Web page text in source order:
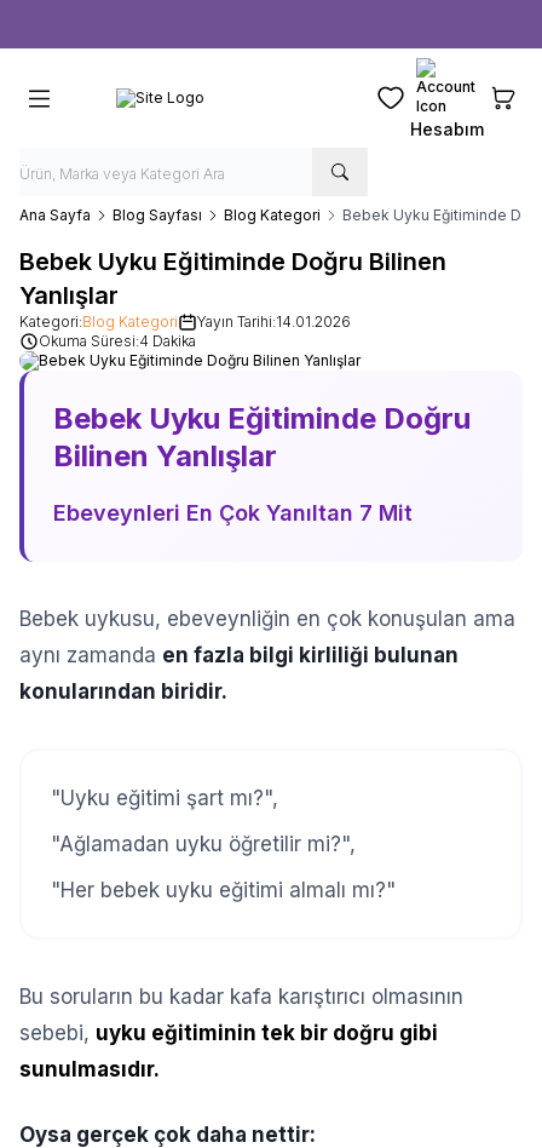
Favorilerim
Hesabım
Ana Sayfa Blog Sayfası Blog Kategori Bebek Uyku Eğitiminde
Bebek Uyku Eğitiminde Doğru Bilinen
Yanlışlar
Kategori:Blog Kategori Yayın Tarihi:14.01.2026
Okuma Süresi:4 Dakika
Bebek Uyku Eğitiminde Doğru
Bilinen Yanlışlar
Ebeveynleri En Çok Yanıltan 7 Mit
Bebek uykusu, ebeveynliğin en çok konuşulan ama
aynı zamanda en fazla bilgi kirliliği bulunan
konularından biridir.
"Uyku eğitimi şart mı?",
"Ağlamadan uyku öğretilir mi?",
"Her bebek uyku eğitimi almalı mı?"
Bu soruların bu kadar kafa karıştırıcı olmasının
sebebi, uyku eğitiminin tek bir doğru gibi
sunulmasıdır.
Oysa gerçek çok daha nettir: